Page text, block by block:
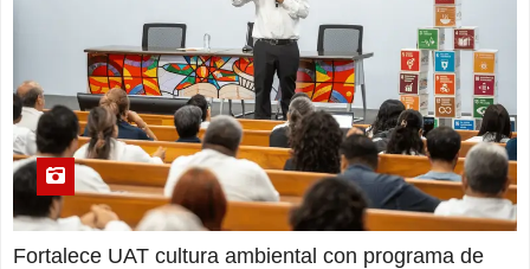
Fortalece UAT cultura ambiental con programa de